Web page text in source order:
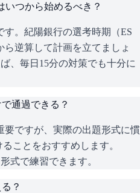
いつから始めるべき？
。紀陽銀行の選考時期（ES
逆算して計画を立てましょ
、毎日15分の対策でも十分に
通過できる？
要ですが、実際の出題形式に慣
ことをおすすめします。
式で練習できます。
？